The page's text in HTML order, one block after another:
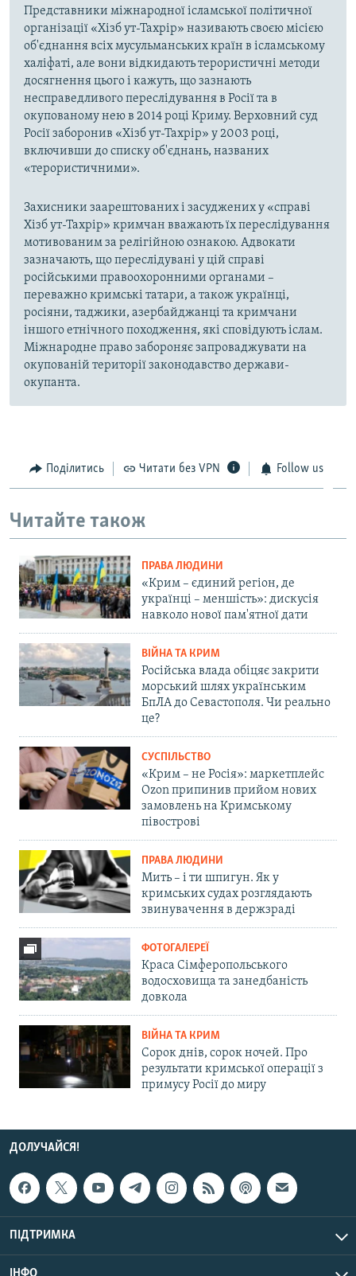
Представники міжнародної ісламської політичної
організації «Хізб ут-Тахрір» називають своєю місією
об'єднання всіх мусульманських країн в ісламському
халіфаті, але вони відкидають терористичні методи
досягнення цього і кажуть, що зазнають
несправедливого переслідування в Росії та в
окупованому нею в 2014 році Криму. Верховний суд
Росії заборонив «Хізб ут-Тахрір» у 2003 році,
включивши до списку об'єднань, названих
«терористичними».
Захисники заарештованих і засуджених у «справі
Хізб ут-Тахрір» кримчан вважають їх переслідування
мотивованим за релігійною ознакою. Адвокати
зазначають, що переслідувані у цій справі
російськими правоохоронними органами –
переважно кримські татари, а також українці,
росіяни, таджики, азербайджанці та кримчани
іншого етнічного походження, які сповідують іслам.
Міжнародне право забороняє запроваджувати на
окупованій території законодавство держави-
окупанта.
Поділитись Читати без VPN Follow us
Читайте також
ПРАВА ЛЮДИНИ
«Крим – єдиний регіон, де
українці – меншість»: дискусія
навколо нової пам'ятної дати
ВІЙНА ТА КРИМ
Російська влада обіцяє закрити
морський шлях українським
БпЛА до Севастополя. Чи реально
це?
СУСПІЛЬСТВО
«Крим – не Росія»: маркетплейс
Ozon припинив прийом нових
замовлень на Кримському
півострові
ПРАВА ЛЮДИНИ
Мить – і ти шпигун. Як у
кримських судах розглядають
звинувачення в держзраді
ФОТОГАЛЕРЕЇ
Краса Сімферопольського
водосховища та занедбаність
довкола
ВІЙНА ТА КРИМ
Сорок днів, сорок ночей. Про
результати кримської операції з
примусу Росії до миру
ДОЛУЧАЙСЯ!
ПІДТРИМКА
ІНФО